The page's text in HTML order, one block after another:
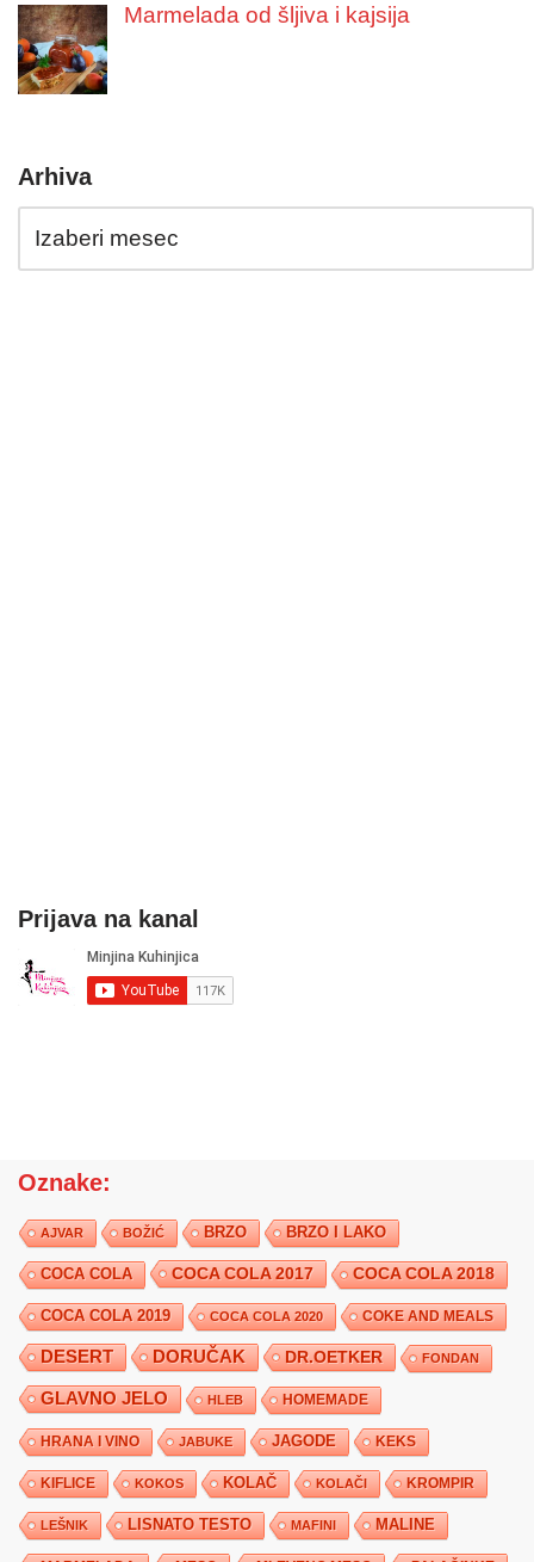
Marmelada od šljiva i kajsija
Arhiva
Prijava na kanal
Oznake:
AJVAR BOŽIĆ BRZO BRZO I LAKO
COCA COLA COCA COLA 2017 COCA COLA 2018
COCA COLA 2019 COCA COLA 2020 COKE AND MEALS
DESERT DORUČAK DR.OETKER FONDAN
GLAVNO JELO HLEB HOMEMADE
HRANA I VINO JABUKE JAGODE KEKS
KIFLICE KOKOS KOLAČ KOLAČI KROMPIR
LEŠNIK LISNATO TESTO MAFINI MALINE